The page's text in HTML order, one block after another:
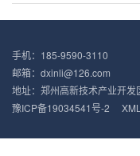
手机：185-9590-3110
邮箱：dxinli@126.com
地址：郑州高新技术产业开发
豫ICP备19034541号-2